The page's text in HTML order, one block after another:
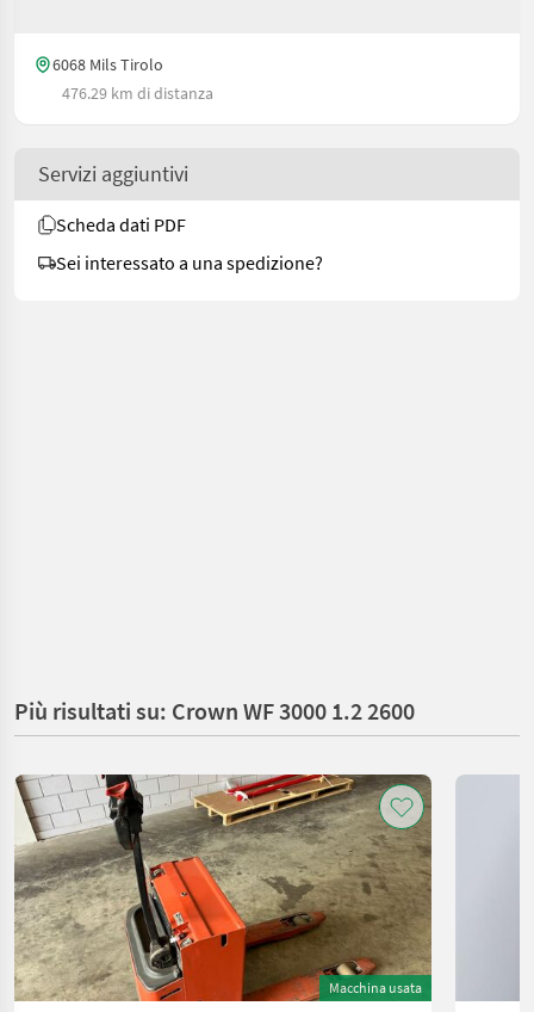
6068 Mils Tirolo
476.29 km di distanza
Servizi aggiuntivi
Scheda dati PDF
Sei interessato a una spedizione?
Più risultati su: Crown WF 3000 1.2 2600
Macchina usata